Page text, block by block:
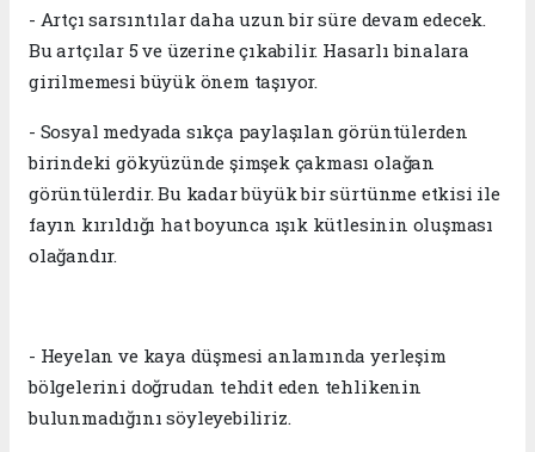
- Artçı sarsıntılar daha uzun bir süre devam edecek.
Bu artçılar 5 ve üzerine çıkabilir. Hasarlı binalara
girilmemesi büyük önem taşıyor.
- Sosyal medyada sıkça paylaşılan görüntülerden
birindeki gökyüzünde şimşek çakması olağan
görüntülerdir. Bu kadar büyük bir sürtünme etkisi ile
fayın kırıldığı hat boyunca ışık kütlesinin oluşması
olağandır.
- Heyelan ve kaya düşmesi anlamında yerleşim
bölgelerini doğrudan tehdit eden tehlikenin
bulunmadığını söyleyebiliriz.